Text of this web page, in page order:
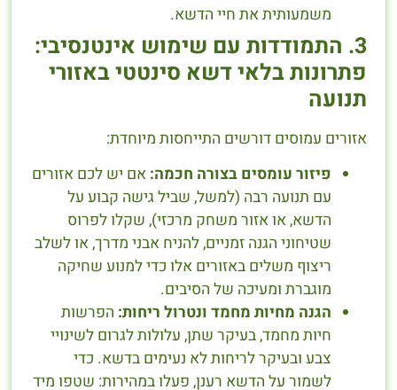
משמעותית את חיי הדשא.
3. התמודדות עם שימוש אינטנסיבי:
פתרונות בלאי דשא סינטטי באזורי
תנועה
אזורים עמוסים דורשים התייחסות מיוחדת:
פיזור עומסים בצורה חכמה: אם יש לכם אזורים
עם תנועה רבה (למשל, שביל גישה קבוע על
הדשא, או אזור משחק מרכזי), שקלו לפרוס
שטיחוני הגנה זמניים, להניח אבני מדרך, או לשלב
ריצוף משלים באזורים אלו כדי למנוע שחיקה
מוגברת ומעיכה של הסיבים.
הגנה מחיות מחמד ונטרול ריחות: הפרשות
חיות מחמד, בעיקר שתן, עלולות לגרום לשינויי
צבע ובעיקר לריחות לא נעימים בדשא. כדי
לשמור על הדשא רענן, פעלו במהירות: שטפו מיד